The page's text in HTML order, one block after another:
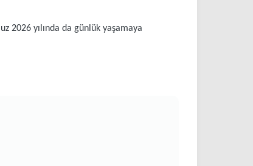
2026 yılında da günlük yaşamaya